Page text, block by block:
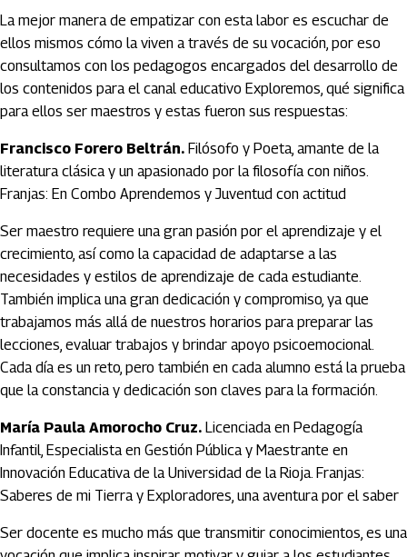
La mejor manera de empatizar con esta labor es escuchar de
ellos mismos cómo la viven a través de su vocación, por eso
consultamos con los pedagogos encargados del desarrollo de
los contenidos para el canal educativo Exploremos, qué significa
para ellos ser maestros y estas fueron sus respuestas:
Francisco Forero Beltrán. Filósofo y Poeta, amante de la
literatura clásica y un apasionado por la filosofía con niños.
Franjas: En Combo Aprendemos y Juventud con actitud
Ser maestro requiere una gran pasión por el aprendizaje y el
crecimiento, así como la capacidad de adaptarse a las
necesidades y estilos de aprendizaje de cada estudiante.
También implica una gran dedicación y compromiso, ya que
trabajamos más allá de nuestros horarios para preparar las
lecciones, evaluar trabajos y brindar apoyo psicoemocional.
Cada día es un reto, pero también en cada alumno está la prueba
que la constancia y dedicación son claves para la formación.
María Paula Amorocho Cruz. Licenciada en Pedagogía
Infantil, Especialista en Gestión Pública y Maestrante en
Innovación Educativa de la Universidad de la Rioja. Franjas:
Saberes de mi Tierra y Exploradores, una aventura por el saber
Ser docente es mucho más que transmitir conocimientos, es una